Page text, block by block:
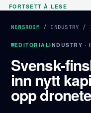
FORTSETT Å LESE
NEWSROOM / INDUSTRY /
EDITORIALINDUSTRY ·
Svensk-
inn nytt
opp